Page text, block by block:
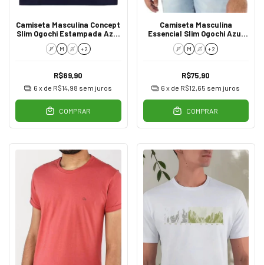
Camiseta Masculina Concept
Slim Ogochi Estampada Azul
0004
P M G + 2
R$89,90
6 x de R$14,98 sem juros
COMPRAR
Camiseta Masculina
Essencial Slim Ogochi Azul
Grisaceo 3922
P M G + 2
R$75,90
6 x de R$12,65 sem juros
COMPRAR